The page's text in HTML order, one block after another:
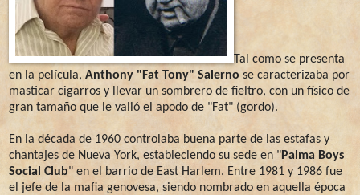
Tal como se presenta
en la película, Anthony "Fat Tony" Salerno se caracterizaba por
masticar cigarros y llevar un sombrero de fieltro, con un físico de
gran tamaño que le valió el apodo de "Fat" (gordo).
En la década de 1960 controlaba buena parte de las estafas y
chantajes de Nueva York, estableciendo su sede en "Palma Boys
Social Club" en el barrio de East Harlem. Entre 1981 y 1986 fue
el jefe de la mafia genovesa, siendo nombrado en aquella época